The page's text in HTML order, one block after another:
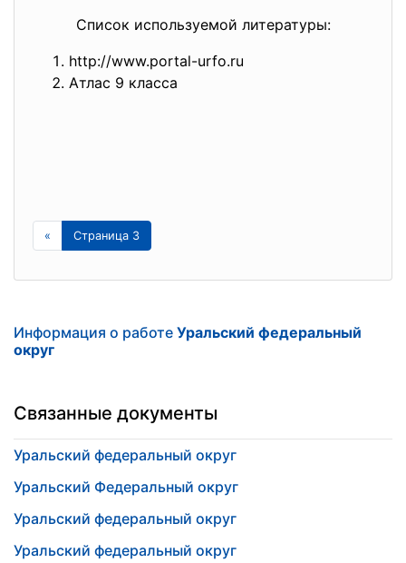
Список используемой литературы:
http://www.portal-urfo.ru
Атлас 9 класса
« Страница 3
Информация о работе Уральский федеральный
округ
Связанные документы
Уральский федеральный округ
Уральский Федеральный округ
Уральский федеральный округ
Уральский федеральный округ